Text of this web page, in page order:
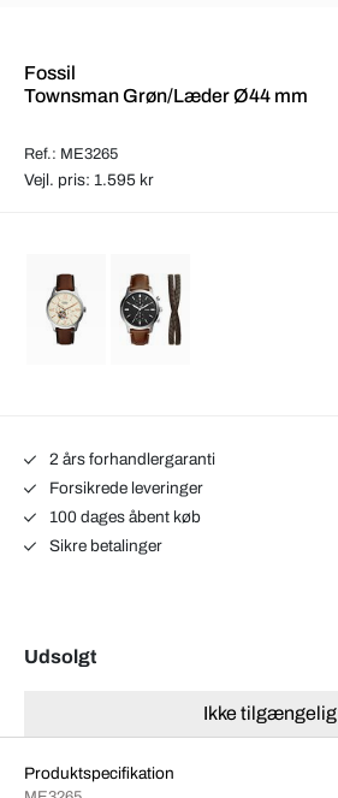
Fossil
Townsman Grøn/Læder Ø44 mm
Ref.: ME3265
Vejl. pris: 1.595 kr
2 års forhandlergaranti
Forsikrede leveringer
100 dages åbent køb
Sikre betalinger
Udsolgt
Ikke tilgængelig
Produktspecifikation